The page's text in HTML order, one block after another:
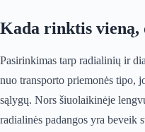
Kada rinktis vieną,
Pasirinkimas tarp radialinių ir
nuo transporto priemonės tipo,
sąlygų. Nors šiuolaikinėje
radialinės padangos yra beveik